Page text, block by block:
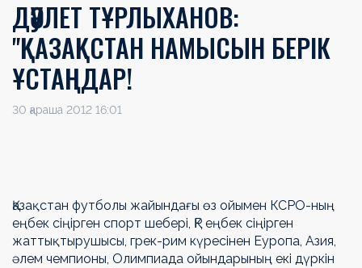
ДӘУЛЕТ ТҰРЛЫХАНОВ:
"ҚАЗАҚСТАН НАМЫСЫН БЕРІК
ҰСТАҢДАР!
30 қараша 2012 16:01
Қазақстан футболы жайындағы өз ойымен КСРО-ның
еңбек сіңірген спорт шебері, ҚР еңбек сіңірген
жаттықтырушысы, грек-рим күресінен Еуропа, Азия,
әлем чемпионы, Олимпиада ойындарының екі дүркін